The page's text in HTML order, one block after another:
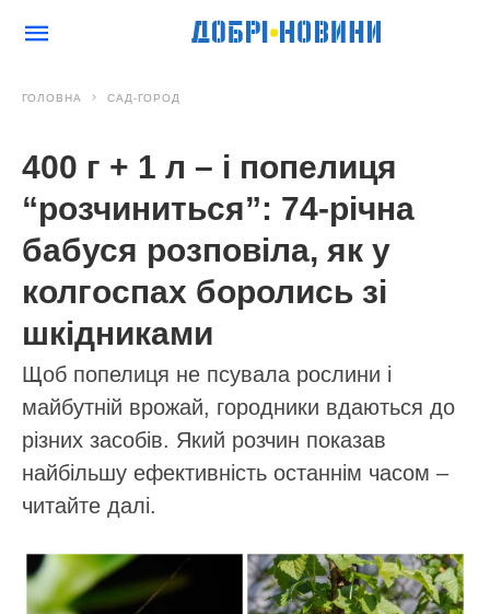
ГОЛОВНА САД-ГОРОД
400 г + 1 л – і попелиця
“розчиниться”: 74-річна
бабуся розповіла, як у
колгоспах боролись зі
шкідниками
Щоб попелиця не псувала рослини і
майбутній врожай, городники вдаються до
різних засобів. Який розчин показав
найбільшу ефективність останнім часом –
читайте далі.